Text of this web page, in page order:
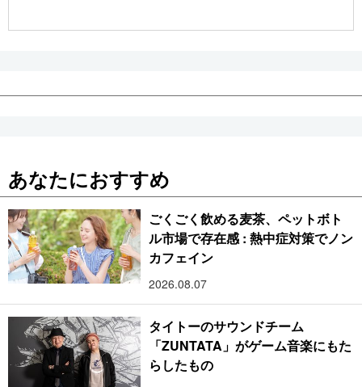
あなたにおすすめ
ごくごく飲める麦茶、ペットボト
ル市場で存在感 : 熱中症対策でノン
カフェイン
2026.08.07
タイトーのサウンドチーム
「ZUNTATA」がゲーム音楽にもた
らしたもの